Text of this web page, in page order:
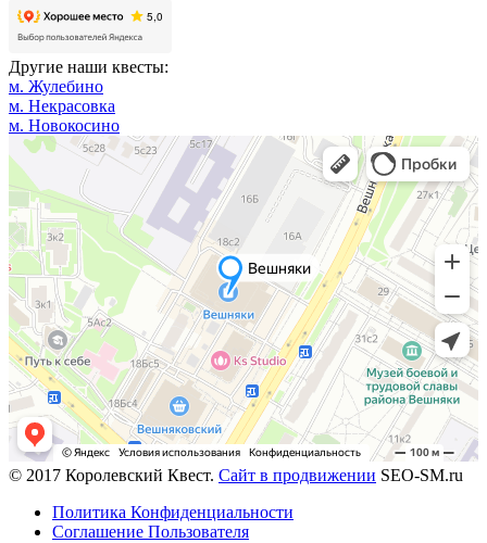
Другие наши квесты:
м. Жулебино
м. Некрасовка
м. Новокосино
© 2017 Королевский Квест. Сайт в продвижении SEO-SM.ru
Политика Конфиденциальности
Соглашение Пользователя